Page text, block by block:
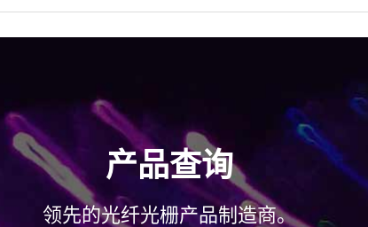
产品查询
领先的光纤光栅产品制造商。